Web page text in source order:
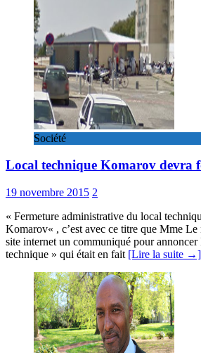
Société
Local technique Komarov devra
19 novembre 2015 2
« Fermeture administrative du local
Komarov« , c’est avec ce titre que Mme Le
site internet un communiqué pour
technique » qui était en fait [Lire la suite →]